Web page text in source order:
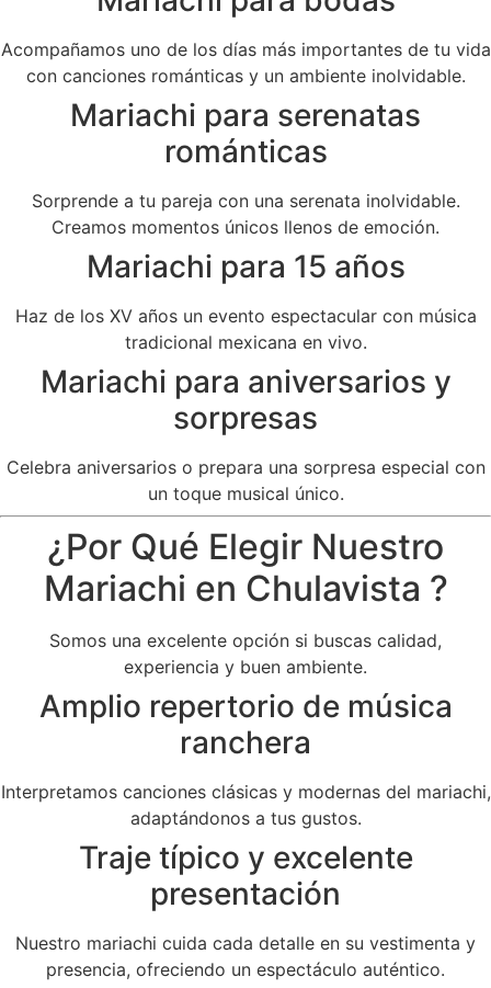
Acompañamos uno de los días más importantes de tu vida
con canciones románticas y un ambiente inolvidable.
Mariachi para serenatas
románticas
Sorprende a tu pareja con una serenata inolvidable.
Creamos momentos únicos llenos de emoción.
Mariachi para 15 años
Haz de los XV años un evento espectacular con música
tradicional mexicana en vivo.
Mariachi para aniversarios y
sorpresas
Celebra aniversarios o prepara una sorpresa especial con
un toque musical único.
¿Por Qué Elegir Nuestro
Mariachi en Chulavista ?
Somos una excelente opción si buscas calidad,
experiencia y buen ambiente.
Amplio repertorio de música
ranchera
Interpretamos canciones clásicas y modernas del mariachi,
adaptándonos a tus gustos.
Traje típico y excelente
presentación
Nuestro mariachi cuida cada detalle en su vestimenta y
presencia, ofreciendo un espectáculo auténtico.